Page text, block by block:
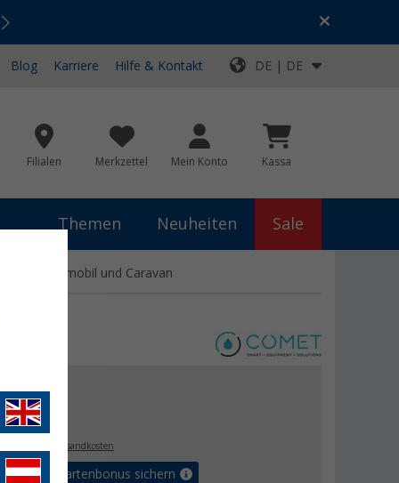
Top-Deals für dein Abenteuer!
Blog Karriere Hilfe & Kontakt DE | DE
Filialen Merkzettel Mein Konto Kassa
Themen Neuheiten Sale
für Wohnmobil und Caravan
€
zzgl. Versandkosten
Vorteilskartenbonus sichern